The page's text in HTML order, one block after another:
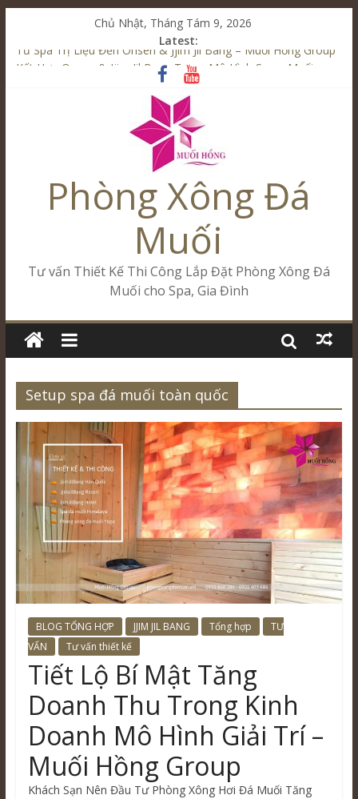
Chủ Nhật, Tháng Tám 9, 2026
Latest:
Từ Spa Trị Liệu Đến Onsen & Jjim Jil Bang – Muối Hồng Group
Kết Hợp Onsen & Jjim Jil Bang Trong Mô Hình Spa – Muối
Cham Riverside Onsen & Jjim Jil Bang Đà Nẵng Muối Hồng
Spa Jjim Jil Bang Kết Hợp Onsen – Kinh Doanh Chuẩn Sao –
Tăng Doanh Số Kinh Doanh Lắp Đặt Onsen & Jjim Jil Bang –
Muối Hồng Group
Phòng Xông Đá
Muối
Tư vấn Thiết Kế Thi Công Lắp Đặt Phòng Xông Đá
Muối cho Spa, Gia Đình
Setup spa đá muối toàn quốc
BLOG TỔNG HỢP JJIM JIL BANG Tổng hợp
TƯ
VẤN
Tư vấn thiết kế
Tiết Lộ Bí Mật Tăng
Doanh Thu Trong Kinh
Doanh Mô Hình Giải Trí –
Muối Hồng Group
Khách Sạn Nên Đầu Tư Phòng Xông Hơi Đá Muối Tăng